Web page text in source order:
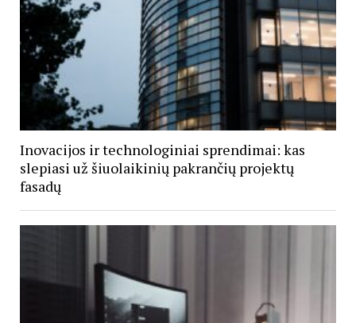
Inovacijos ir technologiniai sprendimai: kas
slepiasi už šiuolaikinių pakrančių projektų
fasadų